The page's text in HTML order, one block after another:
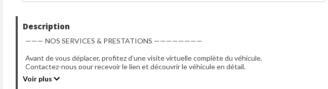
Description
——— NOS SERVICES & PRESTATIONS ————————
Avant de vous déplacer, profitez d’une visite virtuelle complète du véhicule.
Contactez-nous pour recevoir le lien et découvrir le véhicule en détail.
Extension de garantie jusqu’à 48 mois
Voir plus